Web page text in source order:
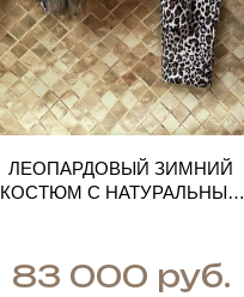
ЛЕОПАРДОВЫЙ ЗИМНИЙ
КОСТЮМ С НАТУРАЛЬНЫМ
83 000 руб.